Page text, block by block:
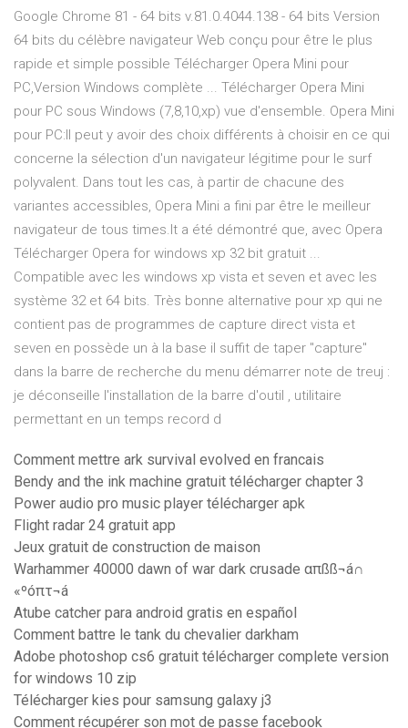
Google Chrome 81 - 64 bits v.81.0.4044.138 - 64 bits Version
64 bits du célèbre navigateur Web conçu pour être le plus
rapide et simple possible Télécharger Opera Mini pour
PC,Version Windows complète ... Télécharger Opera Mini
pour PC sous Windows (7,8,10,xp) vue d'ensemble. Opera Mini
pour PC:Il peut y avoir des choix différents à choisir en ce qui
concerne la sélection d'un navigateur légitime pour le surf
polyvalent. Dans tout les cas, à partir de chacune des
variantes accessibles, Opera Mini a fini par être le meilleur
navigateur de tous times.It a été démontré que, avec Opera
Télécharger Opera for windows xp 32 bit gratuit ...
Compatible avec les windows xp vista et seven et avec les
système 32 et 64 bits. Très bonne alternative pour xp qui ne
contient pas de programmes de capture direct vista et
seven en possède un à la base il suffit de taper "capture"
dans la barre de recherche du menu démarrer note de treuj :
je déconseille l'installation de la barre d'outil , utilitaire
permettant en un temps record d
Comment mettre ark survival evolved en francais
Bendy and the ink machine gratuit télécharger chapter 3
Power audio pro music player télécharger apk
Flight radar 24 gratuit app
Jeux gratuit de construction de maison
Warhammer 40000 dawn of war dark crusade απßß¬á∩
«ºóπτ¬á
Atube catcher para android gratis en español
Comment battre le tank du chevalier darkham
Adobe photoshop cs6 gratuit télécharger complete version
for windows 10 zip
Télécharger kies pour samsung galaxy j3
Comment récupérer son mot de passe facebook